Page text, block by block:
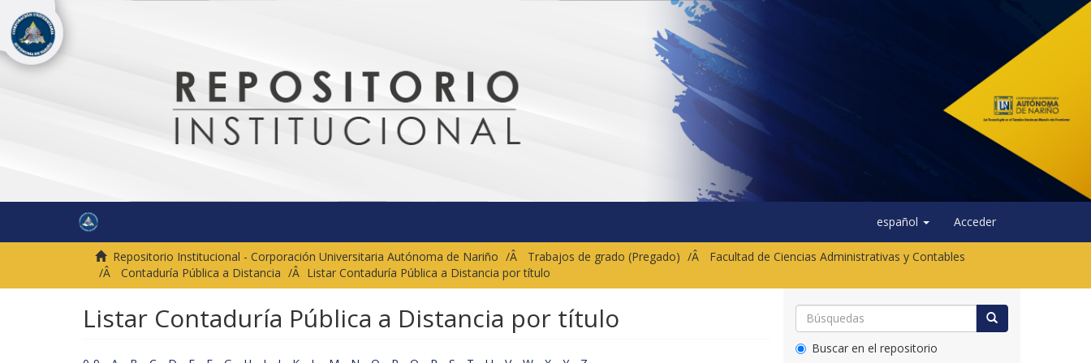
español Acceder
Repositorio Institucional - Corporación Universitaria Autónoma de Nariño Trabajos de grado (Pregado)
Facultad de Ciencias Administrativas y Contables
Contaduría Pública a Distancia
Listar Contaduría Pública a Distancia por título
Listar Contaduría Pública a Distancia por título
Buscar en el repositorio